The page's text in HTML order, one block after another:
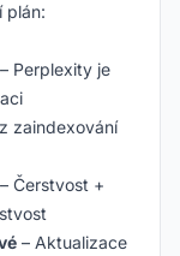
plán:
– Perplexity je
zaindexování
– Čerstvost +
– Aktualizace